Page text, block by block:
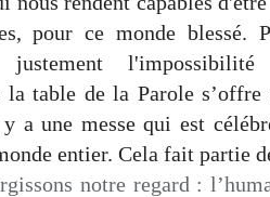
pour ce monde blessé.
justement
table de la Parole s’offre
une messe qui est
entier. Cela fait partie
notre regard :